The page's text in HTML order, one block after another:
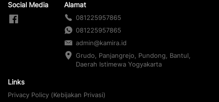
Social Media Alamat
081225957865
081225957865
admin@kamira.id
Grudo, Panjangrejo, Pundong, Bantul,
Daerah Istimewa Yogyakarta
Links
Privacy Policy (Kebijakan Privasi)